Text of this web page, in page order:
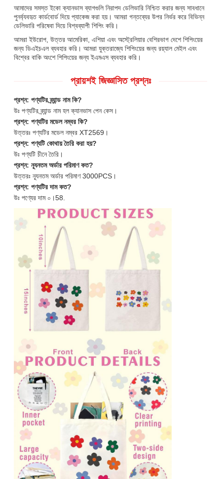
আমাদের সমস্ত ইকো ক্যানভাস ব্যাগগুলি নিরাপদ ডেলিভারি নিশ্চিত করার জন্য সাবধানে
পুনর্ব্যবহৃত কার্ডবোর্ড দিয়ে প্যাকেজ করা হয়। আমরা গন্তব্যের উপর নির্ভর করে বিভিন্ন
ডেলিভারি পরিষেবা দিয়ে বিশ্বব্যাপী শিপিং করি।
আমরা ইউরোপ, উত্তর আমেরিকা, এশিয়া এবং অস্ট্রেলিয়ার বেশিরভাগ দেশে শিপিংয়ের
জন্য ডিএইচএল ব্যবহার করি। আমরা যুক্তরাজ্যে শিপিংয়ের জন্য রয়্যাল মেইল এবং
বিশ্বের বাকি অংশে শিপিংয়ের জন্য ইএমএস ব্যবহার করি।
প্রায়শই জিজ্ঞাসিত প্রশ্নঃ
প্রশ্ন: পণ্যটির ব্র্যান্ড নাম কি?
উঃ পণ্যটির ব্র্যান্ড নাম হল ক্যানভাস পেন কেস।
প্রশ্ন: পণ্যটির মডেল নম্বর কি?
উত্তরঃ পণ্যটির মডেল নম্বর XT2569।
প্রশ্ন: পণ্যটি কোথায় তৈরি করা হয়?
উঃ পণ্যটি চীনে তৈরি।
প্রশ্ন: ন্যূনতম অর্ডার পরিমাণ কত?
উত্তরঃ ন্যূনতম অর্ডার পরিমাণ 3000PCS।
প্রশ্ন: পণ্যটির দাম কত?
উঃ পণ্যের দাম ০।58.